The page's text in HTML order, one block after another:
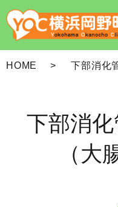
HOME 下部消化
下部消
（大